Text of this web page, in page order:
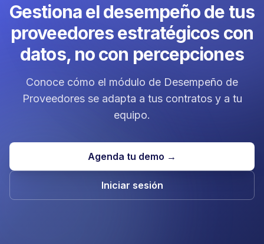
Gestiona el desempeño de tus
proveedores estratégicos con
datos, no con percepciones
Conoce cómo el módulo de Desempeño de
Proveedores se adapta a tus contratos y a tu
equipo.
Agenda tu demo →
Iniciar sesión